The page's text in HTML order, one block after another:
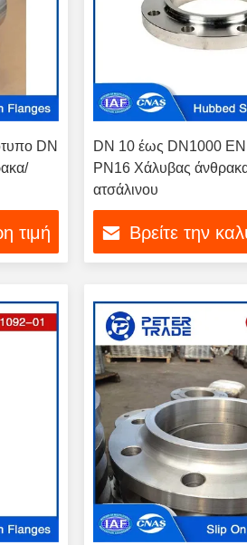
DN
τιμή
DN 10 έως DN1000
PN16 Χάλυβας
ατσάλινου
Βρείτε την